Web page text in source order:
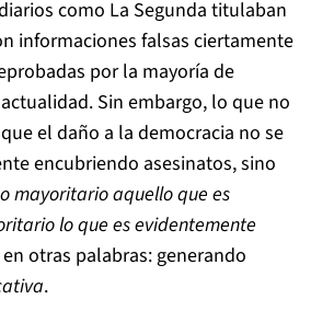
como La Segunda titulaban
informaciones falsas ciertamente
por la mayoría de
Sin embargo, lo que no
el daño a la democracia no se
encubriendo asesinatos, sino
mayoritario aquello que es
lo que es evidentemente
en otras palabras: generando
.